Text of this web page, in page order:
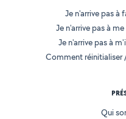
Je n'arrive pas à
Je n'arrive pas à
Je n'arrive pas à
Comment réinitialiser
Qui